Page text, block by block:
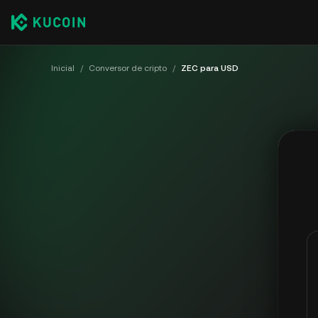
Inicial / Conversor de cripto / ZEC para USD